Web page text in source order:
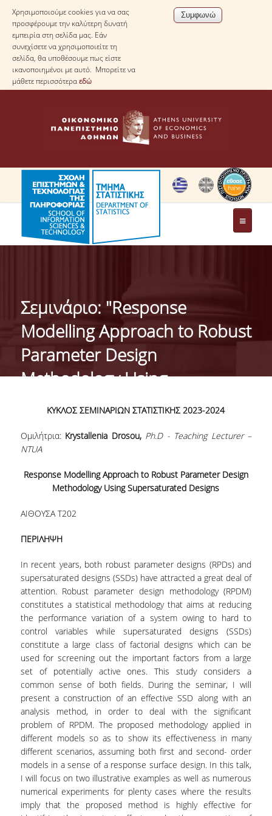
Χρησιμοποιούμε cookies για να σας
προσφέρουμε την καλύτερη δυνατή
εμπειρία στη σελίδα μας. Εάν
συνεχίσετε να χρησιμοποιείτε τη
σελίδα, θα υποθέσουμε πως είστε
ικανοποιημένοι με αυτό. Μπορείτε να
μάθετε περισσότεραεδώ
ΤΟ ΤΜΗΜΑ
ΔΙΟΙΚΗΣΗ ΤΟΥ ΤΜΗΜΑΤΟΣ
ΣΥΝΕΛΕΥΣΗ ΤΜΗΜΑΤΟΣ
ΔΙΑΚΡΙΣΕΙΣ ΤΟΥ ΤΜΗΜΑΤΟΣ
ΔΡΑΣΕΙΣ
ΕΡΓΑΣΤΗΡΙΑ
ΕΡΓΑΣΤΗΡΙΟ ΕΦΑΡΜΟΣΜΕΝΗΣ ΣΤΑΤΙΣΤΙΚΗΣ,
ΕΡΓΑΣΤΗΡΙΟ ΥΠΟΛΟΓΙΣΤΙΚΗΣ ΚΑΙ
ΜΠΕΫΖΙΑΝΗΣ ΣΤΑΤΙΣΤΙΚΗΣ
ΕΡΓΑΣΤΗΡΙΟ ΣΤΟΧΑΣΤΙΚΗΣ
ΜΟΝΤΕΛΟΠΟΙΗΣΗΣ ΚΑΙ ΕΦΑΡΜΟΓΩΝ
ΥΠΗΡΕΣΙΑ ΣΥΜΒΟΥΛΟΥ ΨΥΧΙΚΗΣ ΥΓΕΙΑΣ
CALENDARS
EVENT CALENDAR
CALENDAR ΕΡΓΑΣΤΗΡΙΟΥ ΑΝΤΩΝΙΑΔΟΥ
SOCIAL MEDIA
ΣΧΟΛΗ ΕΠΙΣΤΗΜΩΝ ΚΑΙ ΤΕΧΝΟΛΟΓΙΑΣ ΤΗΣ
ΠΛΗΡΟΦΟΡΙΑΣ
Σεμινάριο: "Response
Modelling Approach to Robust
Parameter Design
Methodology Using
Supersaturated Designs"
ΚΥΚΛΟΣ ΣΕΜΙΝΑΡΙΩΝ ΣΤΑΤΙΣΤΙΚΗΣ 2023-2024
Ομιλήτρια: Krystallenia Drosou, Ph.D - Teaching Lecturer –
NTUA
Response Modelling Approach to Robust Parameter Design
Methodology Using Supersaturated Designs
ΑΙΘΟΥΣΑ T202
ΠΕΡΙΛΗΨΗ
In recent years, both robust parameter designs (RPDs) and
supersaturated designs (SSDs) have attracted a great deal of
attention. Robust parameter design methodology (RPDM)
constitutes a statistical methodology that aims at reducing
the performance variation of a system owing to hard to
control variables while supersaturated designs (SSDs)
constitute a large class of factorial designs which can be
used for screening out the important factors from a large
set of potentially active ones. This study considers a
common sense of both fields. During the seminar, I will
present a construction of an effective SSD along with an
analysis method, in order to deal with the significant
problem of RPDM. The proposed methodology applied in
different models so as to show its effectiveness in many
different scenarios, assuming both first and second- order
models in a sense of a response surface design. In this talk,
I will focus on two illustrative examples as well as numerous
numerical experiments for plenty cases where the results
imply that the proposed method is highly effective for